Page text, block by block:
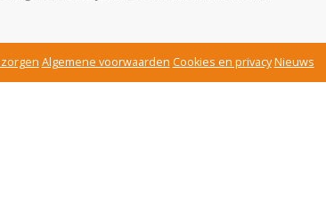
Algemene voorwaarden Cookies en privacy Nieuws